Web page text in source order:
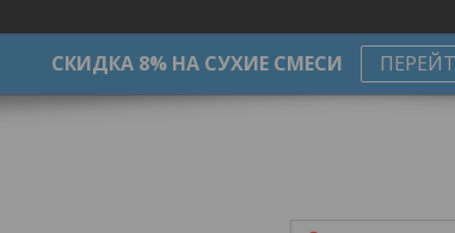
СКИДКА 8% НА СУХИЕ СМЕСИ